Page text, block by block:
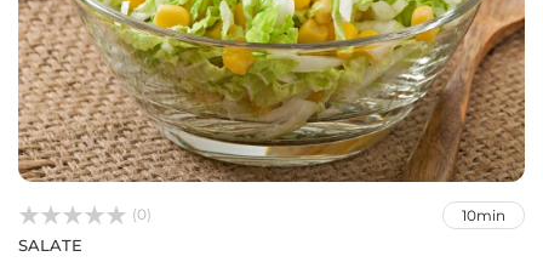


 (0) 10min
SALATE